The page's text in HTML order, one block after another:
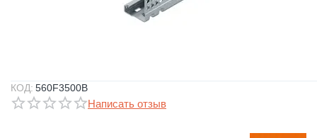
КОД: 560F3500B
Написать отзыв